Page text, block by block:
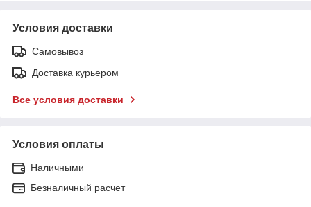
Условия доставки
Самовывоз
Доставка курьером
Все условия доставки
Условия оплаты
Наличными
Безналичный расчет